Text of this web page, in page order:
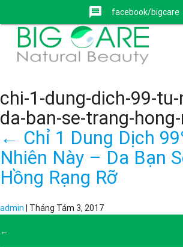
message facebook/bigcare
chi-1-dung-dich-99-
da-ban-se-trang-
← Chỉ 1 Dung Dịch
Nhiên Này – Da Bạn
Hồng Rạng Rỡ
admin | Tháng Tám 3, 2017
←